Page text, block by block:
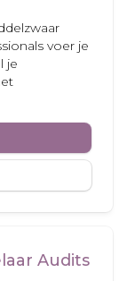
voer je
je
Audits